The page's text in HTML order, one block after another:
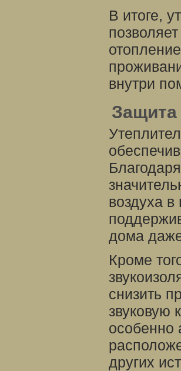
В итоге,
внутри
Защита
воздуха
дома
Кроме
снизить
звуковую
особенно
других